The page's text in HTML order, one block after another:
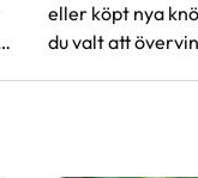
eller köpt nya
du valt att